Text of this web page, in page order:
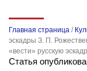
Главная страница /
эскадры З. П.
«вести» русскую
Статья